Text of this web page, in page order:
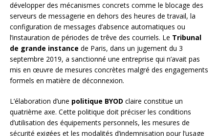
développer des mécanismes concrets comme le blocage des
serveurs de messagerie en dehors des heures de travail, la
configuration de messages d’absence automatiques ou
l’instauration de périodes de trêve des courriels. Le Tribunal
de grande instance de Paris, dans un jugement du 3
septembre 2019, a sanctionné une entreprise qui n’avait pas
mis en œuvre de mesures concrètes malgré des engagements
formels en matière de déconnexion.
L’élaboration d’une politique BYOD claire constitue un
quatrième axe. Cette politique doit préciser les conditions
d’utilisation des équipements personnels, les mesures de
sécurité exigées et les modalités d’indemnisation pour l’usage